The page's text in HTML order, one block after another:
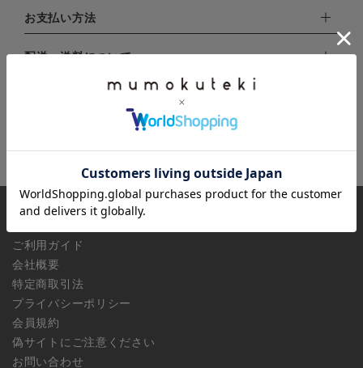
ご利用ガイド
お問い合わせ
お支払い方法
下記お支払い方法よりお選びいただけます。
EXPRESS,Diners Club）
・amazonペイメント
・PayPay
・NP後払い
配送・送料について
配達業者：日本郵便
ゆうパケット全国一律：360円
ご注文日当日から翌日のAM9:00までにご連絡頂いた場合はキャ
ンセルは可能です。
ご注文商品の一部キャンセルは出来ませんので、ご注文を全てキ
ャンセルしていただいた後、ご希望の商品のみ再度ご注文お願い
します。
予約商品など一部キャンセルが出来ない場合がございます。あら
かじめご了承ください。
返品について（実店舗対象外）
返品期限：商品到着後7営業日以内（土日祝を除く）に連絡・ご
返送いただいた場合のみ対応させていただきます。
こちらよりご依頼ください。
INFORMATION
ご利用ガイド
会社概要
特定商取引法
プライバシーポリシー
会員規約
偽サイトにご注意ください
お問い合わせ